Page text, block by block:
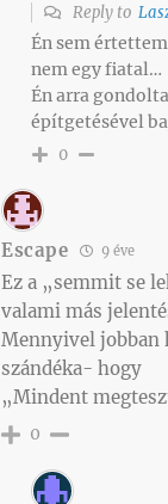
Reply to
Én sem
nem egy fiatal…
Én arra
építgetésével
0
Escape 9 éve
Ez a „semmit se
valami más
Mennyivel jobban
szándéka- hogy
„Mindent
0